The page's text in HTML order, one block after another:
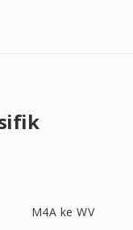
M4A ke WV